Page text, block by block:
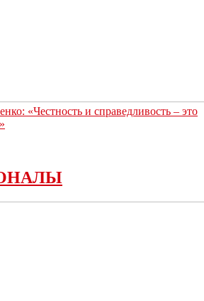
«Честность и справедливость – это